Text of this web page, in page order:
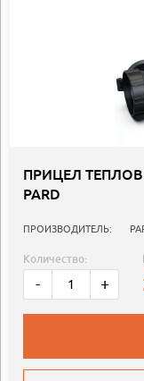
ПРИЦЕЛ
PARD
ПРОИЗВОДИТЕЛЬ:
Количество:
- +